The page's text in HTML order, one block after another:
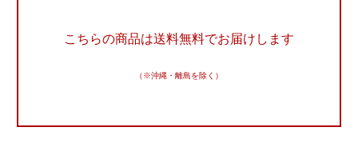
こちらの商品は送料無料でお届けします
（※沖縄・離島を除く）